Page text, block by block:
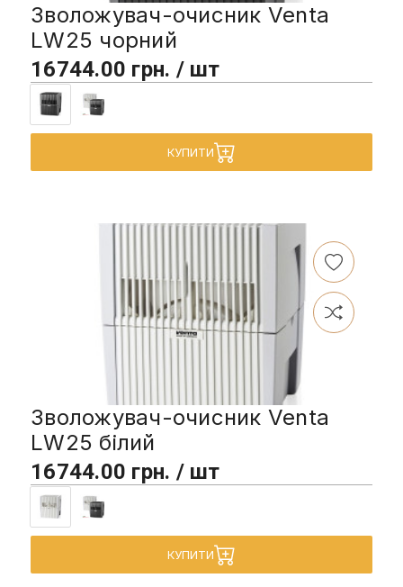
Зволожувач-очисник Venta
LW25 чорний
16744.00 грн. / шт
КУПИТИ
Зволожувач-очисник Venta
LW25 білий
16744.00 грн. / шт
КУПИТИ